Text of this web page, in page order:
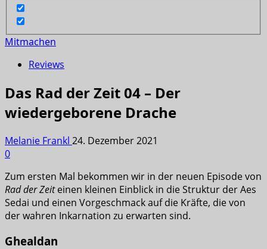
Mitmachen
Reviews
Das Rad der Zeit 04 – Der
wiedergeborene Drache
Melanie Frankl 24. Dezember 2021
0
Zum ersten Mal bekommen wir in der neuen Episode von
Rad der Zeiteinen kleinen Einblick in die Struktur der Aes
Sedai und einen Vorgeschmack auf die Kräfte, die von
der wahren Inkarnation zu erwarten sind.
Ghealdan